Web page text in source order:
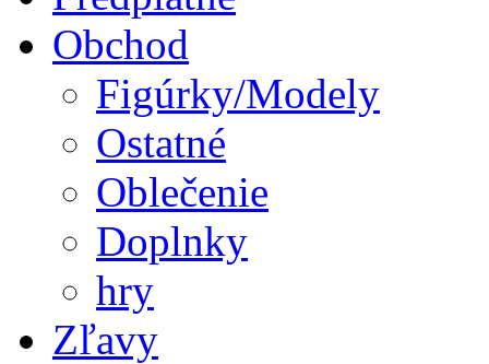
Obchod
Figúrky/Modely
Ostatné
Oblečenie
Doplnky
hry
Zľavy